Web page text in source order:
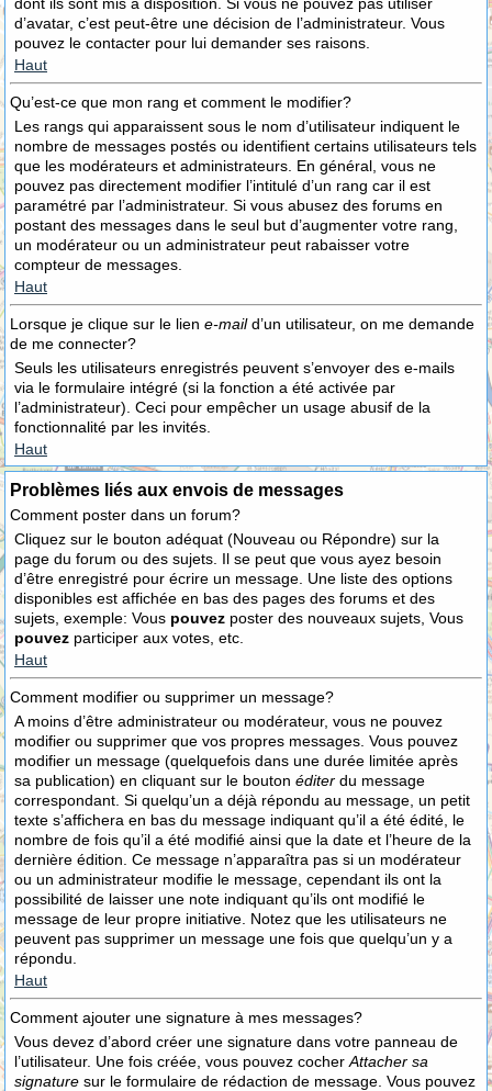
d’avatar, c’est peut-être une décision de l’administrateur. Vous
pouvez le contacter pour lui demander ses raisons.
Haut
Qu’est-ce que mon rang et comment le modifier?
Les rangs qui apparaissent sous le nom d’utilisateur indiquent le
nombre de messages postés ou identifient certains utilisateurs tels
que les modérateurs et administrateurs. En général, vous ne
pouvez pas directement modifier l’intitulé d’un rang car il est
paramétré par l’administrateur. Si vous abusez des forums en
postant des messages dans le seul but d’augmenter votre rang,
un modérateur ou un administrateur peut rabaisser votre
compteur de messages.
Haut
Lorsque je clique sur le lien e-maild’un utilisateur, on me demande
de me connecter?
Seuls les utilisateurs enregistrés peuvent s’envoyer des e-mails
via le formulaire intégré (si la fonction a été activée par
l’administrateur). Ceci pour empêcher un usage abusif de la
fonctionnalité par les invités.
Haut
Problèmes liés aux envois de messages
Comment poster dans un forum?
Cliquez sur le bouton adéquat (Nouveau ou Répondre) sur la
page du forum ou des sujets. Il se peut que vous ayez besoin
d’être enregistré pour écrire un message. Une liste des options
disponibles est affichée en bas des pages des forums et des
sujets, exemple: Vous pouvez poster des nouveaux sujets, Vous
pouvez participer aux votes, etc.
Haut
Comment modifier ou supprimer un message?
A moins d’être administrateur ou modérateur, vous ne pouvez
modifier ou supprimer que vos propres messages. Vous pouvez
modifier un message (quelquefois dans une durée limitée après
sa publication) en cliquant sur le bouton éditer du message
correspondant. Si quelqu’un a déjà répondu au message, un petit
texte s’affichera en bas du message indiquant qu’il a été édité, le
nombre de fois qu’il a été modifié ainsi que la date et l’heure de la
dernière édition. Ce message n’apparaîtra pas si un modérateur
ou un administrateur modifie le message, cependant ils ont la
possibilité de laisser une note indiquant qu’ils ont modifié le
message de leur propre initiative. Notez que les utilisateurs ne
peuvent pas supprimer un message une fois que quelqu’un y a
répondu.
Haut
Comment ajouter une signature à mes messages?
Vous devez d’abord créer une signature dans votre panneau de
l’utilisateur. Une fois créée, vous pouvez cocher Attacher sa
signature sur le formulaire de rédaction de message. Vous pouvez